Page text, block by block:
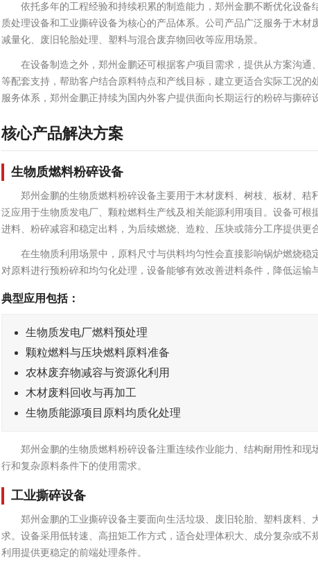
依托多年的工程经验和持续积累的制造能力，郑州金鹏不断优化设备
质处理设备和工业撕碎设备为核心的产品体系。公司产品广泛服务于木
减量化、废旧轮胎处理、塑料与混合废弃物回收等应用场景。
在设备制造之外，郑州金鹏还可根据客户项目需求，提供从方案沟通
等配套支持，帮助客户结合原料特点和产线目标，建立更适合实际工况的
服务体系，郑州金鹏正持续为国内外客户提供面向长期运行的粉碎与撕碎
核心产品解决方案
生物质燃料粉碎设备
郑州金鹏的生物质燃料粉碎设备主要用于木材废料、树枝、板材、秸
泛应用于生物质发电厂、颗粒燃料生产线及相关能源利用项目。设备可根
进料、粉碎减容和稳定出料，为后续燃烧、造粒、压块或筛分工序提供更
在生物质利用场景中，原料尺寸与供料均匀性会直接影响锅炉燃烧稳
对原料进行预粉碎和均匀化处理，设备能够有效改善进料条件，降低运输
典型应用包括：
生物质发电厂燃料预处理
颗粒燃料与压块燃料原料准备
农林废弃物减容与资源化利用
木材废料回收与再加工
生物质能源项目原料均质化处理
郑州金鹏的生物质燃料粉碎设备注重连续作业能力、结构耐用性和现
行和复杂原料条件下的使用需求。
工业撕碎设备
郑州金鹏的工业撕碎设备主要面向生活垃圾、废旧轮胎、塑料废料、
求。设备采用低转速、高扭矩工作方式，适合处理体积大、成分复杂或不
利用提供更稳定的前端处理条件。